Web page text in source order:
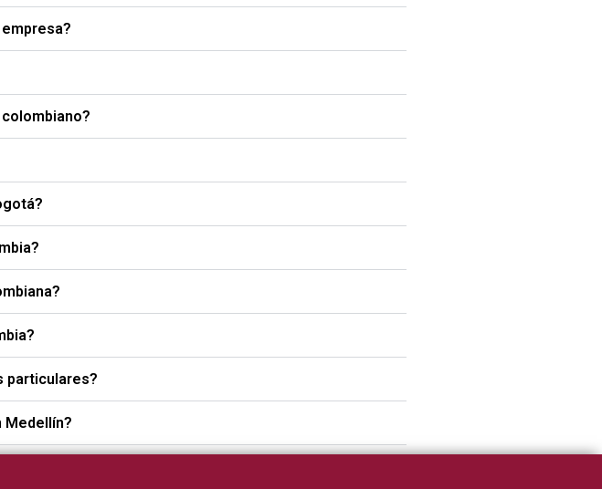
particulares?
Medellín?